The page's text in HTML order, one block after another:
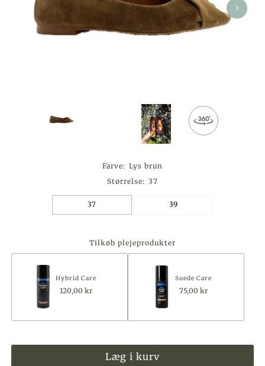
Størrelse: 37
37 39
Farve: Lys brun
Tilkøb plejeprodukter
Hybrid Care
120,00 kr
Suede Care
75,00 kr